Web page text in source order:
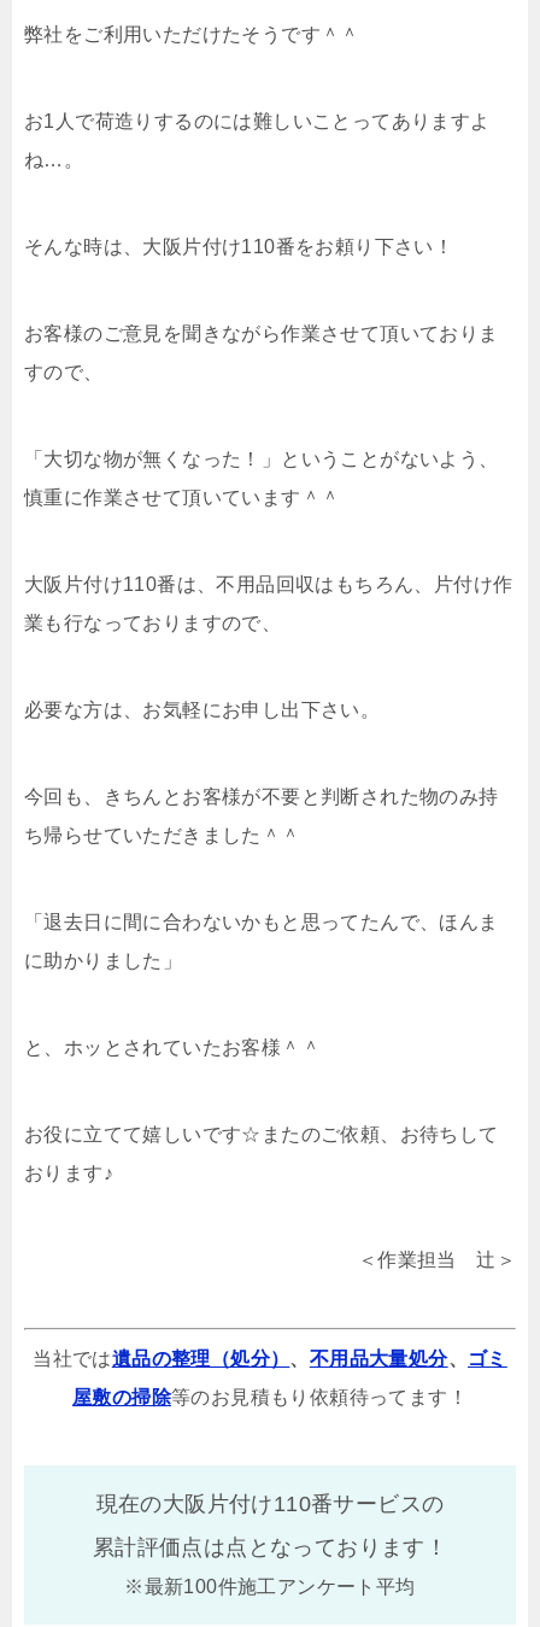
弊社をご利用いただけたそうです＾＾
お1人で荷造りするのには難しいことってありますよ
ね…。
そんな時は、大阪片付け110番をお頼り下さい！
お客様のご意見を聞きながら作業させて頂いておりま
すので、
「大切な物が無くなった！」ということがないよう、
慎重に作業させて頂いています＾＾
大阪片付け110番は、不用品回収はもちろん、片付け作
業も行なっておりますので、
必要な方は、お気軽にお申し出下さい。
今回も、きちんとお客様が不要と判断された物のみ持
ち帰らせていただきました＾＾
「退去日に間に合わないかもと思ってたんで、ほんま
に助かりました」
と、ホッとされていたお客様＾＾
お役に立てて嬉しいです☆またのご依頼、お待ちして
おります♪
＜作業担当 辻＞
当社では遺品の整理（処分） 、 不用品大量処分、
ゴミ
屋敷の掃除等のお見積もり依頼待ってます！
現在の大阪片付け110番サービスの
累計評価点は点となっております！
※最新100件施工アンケート平均